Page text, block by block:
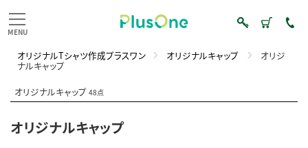
オリジナルTシャツ作成プラスワン オリジナルキャップ オリジ
ナルキャップ
オリジナルキャップ48点
オリジナルキャップ